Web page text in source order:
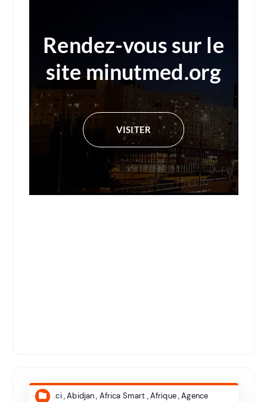
Rendez-vous sur le
site minutmed.org
VISITER
.ci,Abidjan, Africa Smart ,Afrique,Agence